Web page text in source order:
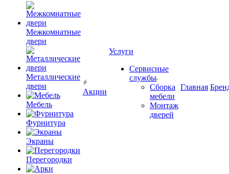
Межкомнатные
двери
Металлические
двери
Мебель
Фурнитура
Экраны
Перегородки
Акции
Услуги
Сервисные
службы
Сборка
мебели
Монтаж
дверей
Главная